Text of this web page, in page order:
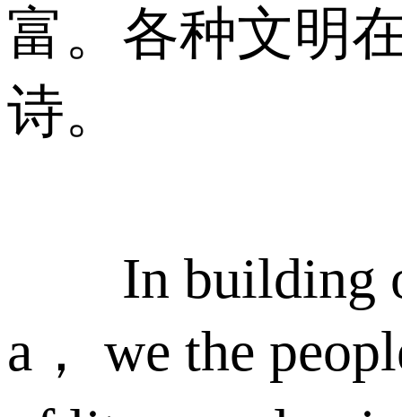
富。各种文明
诗。
In building
a， we the